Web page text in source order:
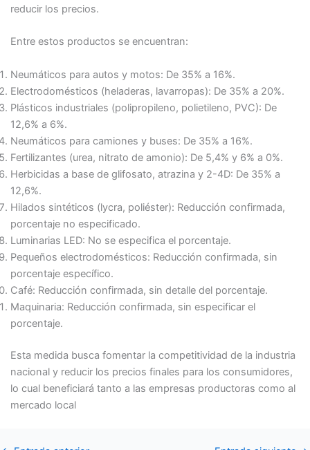
reducir los precios​.
Entre estos productos se encuentran:
Neumáticos para autos y motos: De 35% a 16%.
Electrodomésticos (heladeras, lavarropas): De 35% a 20%.
Plásticos industriales (polipropileno, polietileno, PVC): De
12,6% a 6%.
Neumáticos para camiones y buses: De 35% a 16%.
Fertilizantes (urea, nitrato de amonio): De 5,4% y 6% a 0%.
Herbicidas a base de glifosato, atrazina y 2-4D: De 35% a
12,6%.
Hilados sintéticos (lycra, poliéster): Reducción confirmada,
porcentaje no especificado.
Luminarias LED: No se especifica el porcentaje.
Pequeños electrodomésticos: Reducción confirmada, sin
porcentaje específico.
Café: Reducción confirmada, sin detalle del porcentaje.
Maquinaria: Reducción confirmada, sin especificar el
porcentaje.
Esta medida busca fomentar la competitividad de la industria
nacional y reducir los precios finales para los consumidores,
lo cual beneficiará tanto a las empresas productoras como al
mercado local​